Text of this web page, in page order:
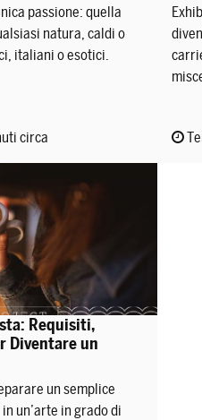
passione: quella
natura, caldi o
italiani o esotici.
circa
Requisiti,
Diventare un
un semplice
un’arte in grado di